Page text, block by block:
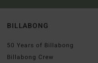
BILLABONG
50 Years of Billabong
Billabong Crew